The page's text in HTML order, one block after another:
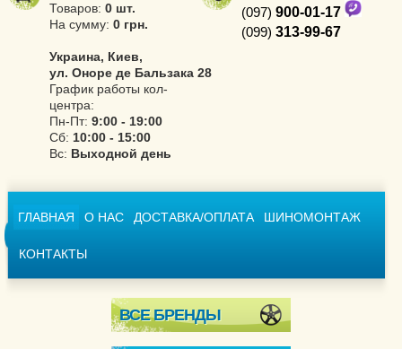
Товаров: 0 шт.
На сумму: 0 грн.
Украина, Киев,
ул. Оноре де Бальзака 28
График работы кол-
центра:
Пн-Пт: 9:00 - 19:00
Сб: 10:00 - 15:00
Вс: Выходной день
(097) 900-01-17
(099) 313-99-67
ГЛАВНАЯ О НАС ДОСТАВКА/ОПЛАТА ШИНОМОНТАЖ
КОНТАКТЫ
ВСЕ БРЕНДЫ